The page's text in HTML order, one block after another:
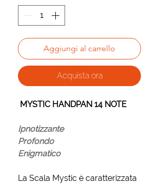
Aggiungi al carrello
Acquista ora
MYSTIC HANDPAN 14 NOTE
Ipnotizzante
Profondo
Enigmatico
La Scala Mystic è caratterizzata